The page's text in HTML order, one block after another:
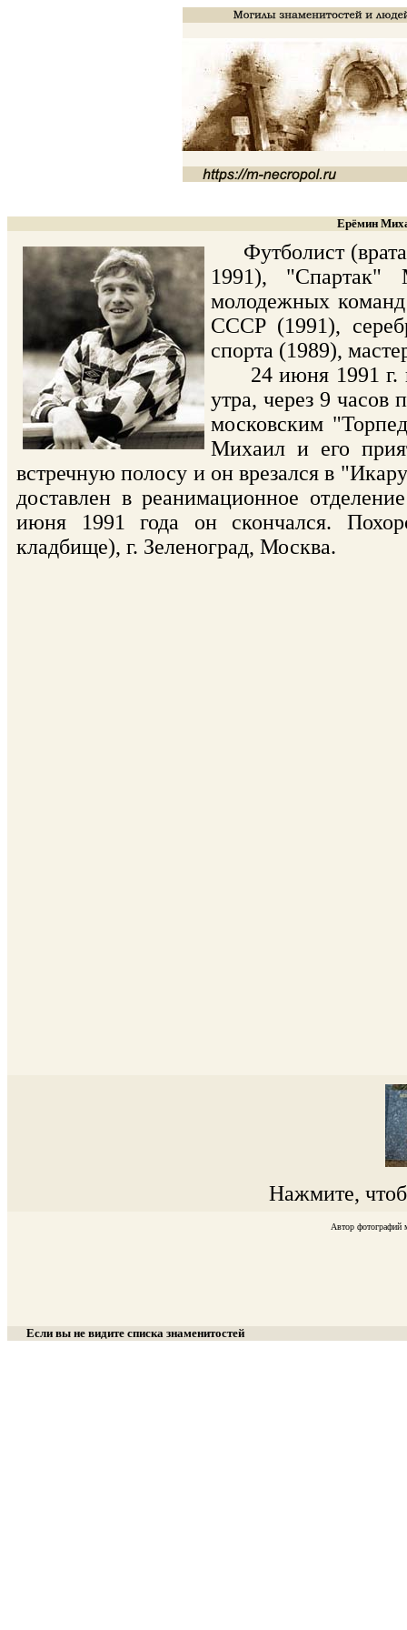
Ерёмин
Футболист
1991), "Спартак"
молодежных
СССР (1991),
спорта (1989),
24 июня 1991 г.
утра, через 9
московским
Михаил и его
встречную полосу и он врезался в
доставлен в реанимационное
июня 1991 года он скончался.
кладбище), г. Зеленоград, Москва.
Нажмите,
Автор фотографий
Если вы не видите списка знаменитостей